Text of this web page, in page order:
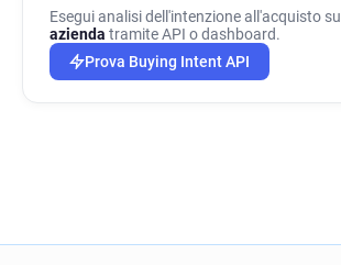
Esegui analisi dell'intenzione all'acquisto su
azienda tramite API o dashboard.
Prova Buying Intent API